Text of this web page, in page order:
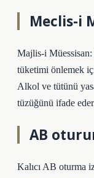
Meclis-i
Majlis-i
tüketimi önlemek
Alkol ve tütünü
tüzüğünü ifade
AB
Kalıcı AB oturma